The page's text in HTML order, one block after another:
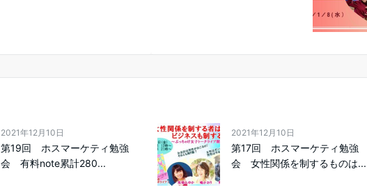
2021年12月10日
第19回 ホスマーケティ勉強
会 有料note累計280...
2021年12月10日
第17回 ホスマーケティ勉強
会 女性関係を制するものは...